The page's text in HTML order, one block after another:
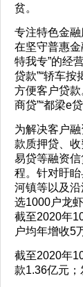
贫。
专注特色金融
在坚守普惠
特我专”的经
贷款”“轿车
方便客户贷款
商贷”“都梁e
为解决客户
款质押贷、
易贷等融资
程。针对盱
河镇等以及
选1000户龙
截至2020年
户均年增收5
截至2020年
款1.36亿元；